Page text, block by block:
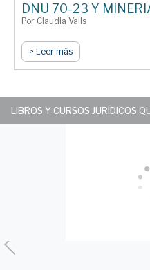
DNU 70-23 Y
Por Claudia Valls
> Leer más
LIBROS Y CURSOS JURÍDICOS